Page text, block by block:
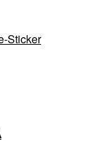
Sticker